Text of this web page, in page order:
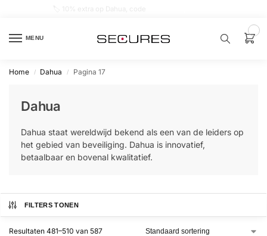
MENU
Alarm
samenstellen
Home / Dahua / Pagina 17
Dahua
Dahua staat wereldwijd bekend als een van de leiders op
het gebied van beveiliging. Dahua is innovatief,
betaalbaar en bovenal kwalitatief.
FILTERS TONEN
Resultaten 481–510 van 587